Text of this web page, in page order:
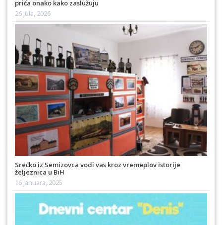
priča onako kako zaslužuju
26 Jula, 2026
Srećko iz Semizovca vodi vas kroz vremeplov istorije
željeznica u BiH
16 Januara, 2025